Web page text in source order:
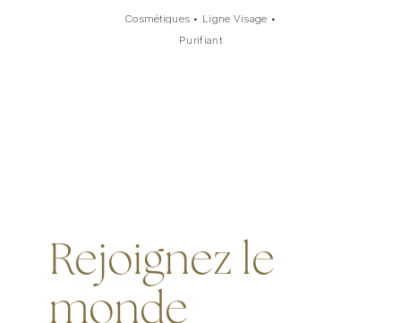
Cosmétiques • Ligne Visage •
Purifiant
Rejoignez le
monde